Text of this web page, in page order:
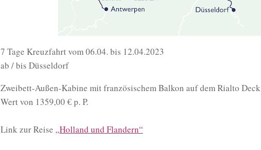
7 Tage Kreuzfahrt vom 06.04. bis 12.04.2023
ab / bis Düsseldorf
Zweibett-Außen-Kabine mit französischem Balkon auf dem Rialto Deck
Wert von 1359,00 € p. P.
Link zur Reise „Holland und Flandern“